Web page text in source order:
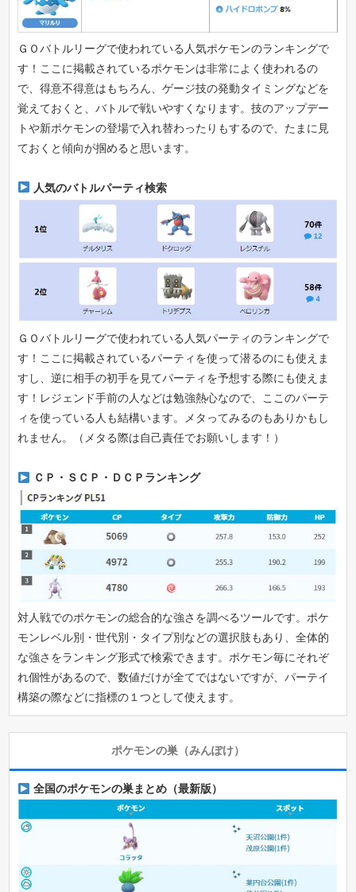
ＧＯバトルリーグで使われている人気ポケモンのランキングで
す！ここに掲載されているポケモンは非常によく使われるの
で、得意不得意はもちろん、ゲージ技の発動タイミングなどを
覚えておくと、バトルで戦いやすくなります。技のアップデー
トや新ポケモンの登場で入れ替わったりもするので、たまに見
ておくと傾向が掴めると思います。
人気のバトルパーティ検索
ＧＯバトルリーグで使われている人気パーティのランキングで
す！ここに掲載されているパーティを使って潜るのにも使えま
すし、逆に相手の初手を見てパーティを予想する際にも使えま
す！レジェンド手前の人などは勉強熱心なので、ここのパーテ
ィを使っている人も結構います。メタってみるのもありかもし
れません。（メタる際は自己責任でお願いします！）
ＣＰ・ＳＣＰ・ＤＣＰランキング
対人戦でのポケモンの総合的な強さを調べるツールです。ポケ
モンレベル別・世代別・タイプ別などの選択肢もあり、全体的
な強さをランキング形式で検索できます。ポケモン毎にそれぞ
れ個性があるので、数値だけが全てではないですが、パーテイ
構築の際などに指標の１つとして使えます。
ポケモンの巣（みんぽけ）
全国のポケモンの巣まとめ（最新版）